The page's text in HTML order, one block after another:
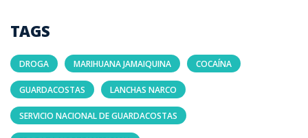
TAGS
DROGA MARIHUANA JAMAIQUINA COCAÍNA
GUARDACOSTAS LANCHAS NARCO
SERVICIO NACIONAL DE GUARDACOSTAS